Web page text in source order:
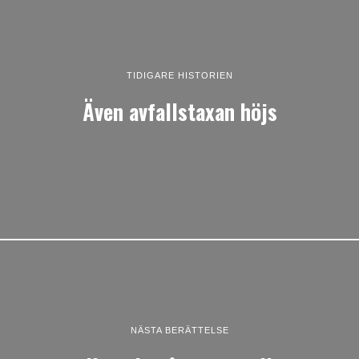
TIDIGARE HISTORIEN
Även avfallstaxan höjs
NÄSTA BERÄTTELSE